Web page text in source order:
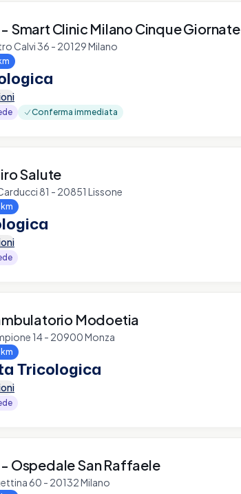
- Smart Clinic Milano Cinque Giornate
Calvi 36 - 20129 Milano
Conferma immediata
Salute
81 - 20851 Lissone
Modoetia
14 - 20900 Monza
Tricologica
- Ospedale San Raffaele
60 - 20132 Milano